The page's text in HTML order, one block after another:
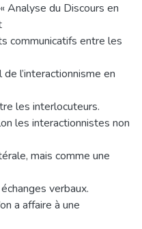
Analyse du Discours en
communicatifs entre les
l’interactionnisme en
les interlocuteurs.
les interactionnistes non
mais comme une
verbaux.
a affaire à une